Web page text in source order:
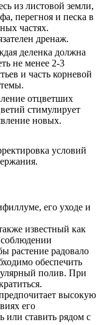
из листовой земли,
перегноя и песка в
частях.
дренаж.
деленка должна
не менее 2-3
и часть корневой
отцветших
стимулирует
новых.
условий
его уходе и
известный как
соблюдении
растение радовало
обеспечить
полив. При
высокую
его
или ставить рядом с